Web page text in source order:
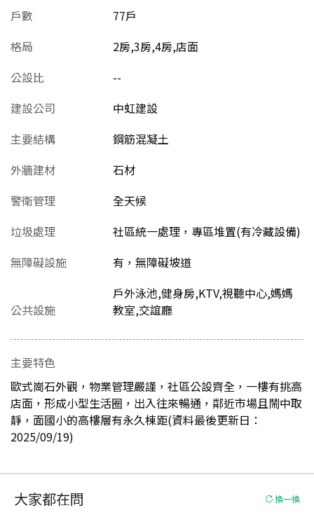
戶數
77戶
格局
2房,3房,4房,店面
公設比
--
建設公司
中虹建設
主要結構
鋼筋混凝土
外牆建材
石材
警衛管理
全天候
垃圾處理
社區統一處理，專區堆置(有冷藏設備)
無障礙設施
有，無障礙坡道
公共設施
戶外泳池,健身房,KTV,視聽中心,媽媽
教室,交誼廳
主要特色
歐式崗石外觀，物業管理嚴謹，社區公設齊全，一樓有挑高
店面，形成小型生活圈，出入往來暢通，鄰近市場且鬧中取
靜，面國小的高樓層有永久棟距(資料最後更新日：
2025/09/19)
大家都在問 換一換